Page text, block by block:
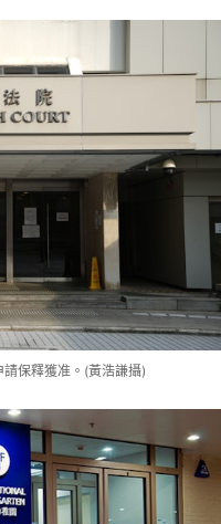
保釋獲准。(黃浩謙攝)